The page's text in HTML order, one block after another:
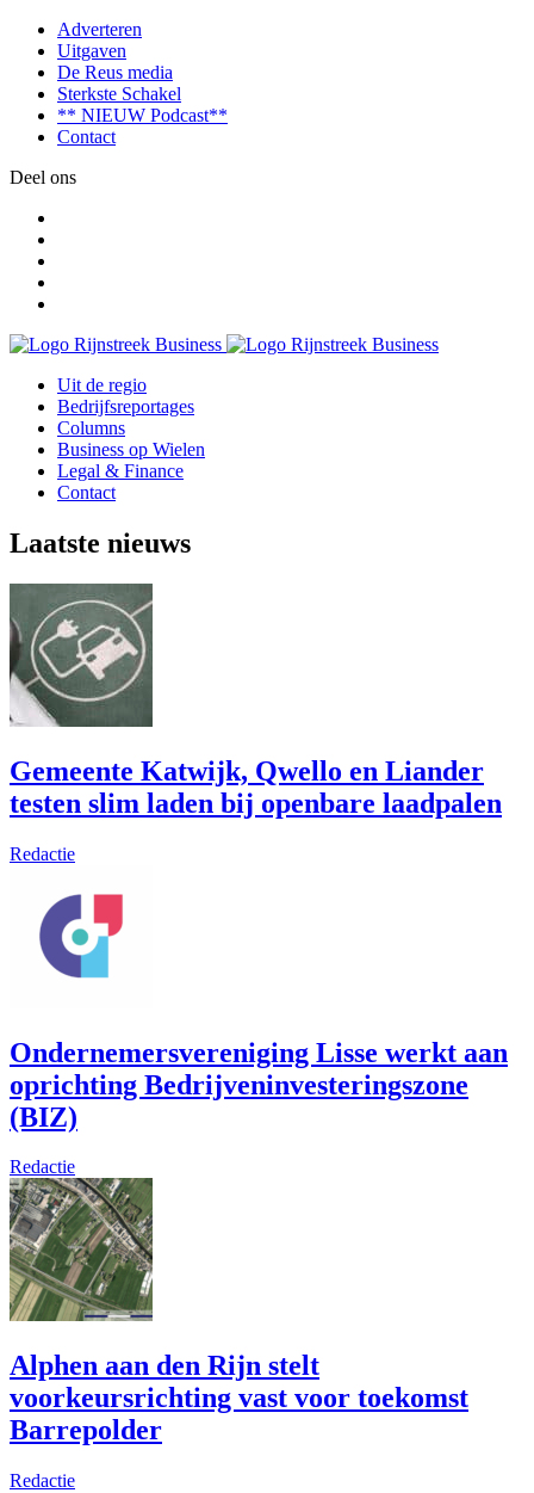
Adverteren
Uitgaven
De Reus media
Sterkste Schakel
** NIEUW Podcast**
Contact
Deel ons
Uit de regio
Bedrijfsreportages
Columns
Business op Wielen
Legal & Finance
Contact
Laatste nieuws
Gemeente Katwijk, Qwello en Liander
testen slim laden bij openbare laadpalen
Redactie
Ondernemersvereniging Lisse werkt aan
oprichting Bedrijveninvesteringszone
(BIZ)
Redactie
Alphen aan den Rijn stelt
voorkeursrichting vast voor toekomst
Barrepolder
Redactie